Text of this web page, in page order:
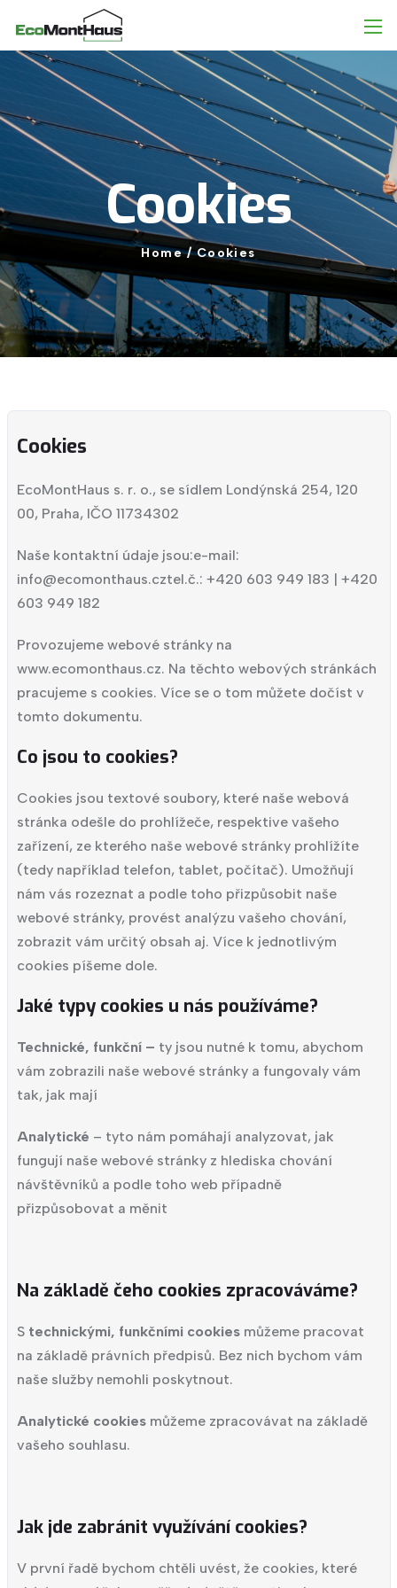
Cookies
Home / Cookies
Cookies
EcoMontHaus s. r. o., se sídlem Londýnská 254, 120
00, Praha, IČO 11734302
Naše kontaktní údaje jsou:e-mail:
info@ecomonthaus.cztel.č.: +420 603 949 183 | +420
603 949 182
Provozujeme webové stránky na
www.ecomonthaus.cz. Na těchto webových stránkách
pracujeme s cookies. Více se o tom můžete dočíst v
tomto dokumentu.
Co jsou to cookies?
Cookies jsou textové soubory, které naše webová
stránka odešle do prohlížeče, respektive vašeho
zařízení, ze kterého naše webové stránky prohlížíte
(tedy například telefon, tablet, počítač). Umožňují
nám vás rozeznat a podle toho přizpůsobit naše
webové stránky, provést analýzu vašeho chování,
zobrazit vám určitý obsah aj. Více k jednotlivým
cookies píšeme dole.
Jaké typy cookies u nás používáme?
Technické, funkční – ty jsou nutné k tomu, abychom
vám zobrazili naše webové stránky a fungovaly vám
tak, jak mají
Analytické – tyto nám pomáhají analyzovat, jak
fungují naše webové stránky z hlediska chování
návštěvníků a podle toho web případně
přizpůsobovat a měnit
Na základě čeho cookies zpracováváme?
S technickými, funkčními cookiesmůžeme pracovat
na základě právních předpisů. Bez nich bychom vám
naše služby nemohli poskytnout.
Analytické cookiesmůžeme zpracovávat na základě
vašeho souhlasu.
Jak jde zabránit využívání cookies?
V první řadě bychom chtěli uvést, že cookies, které